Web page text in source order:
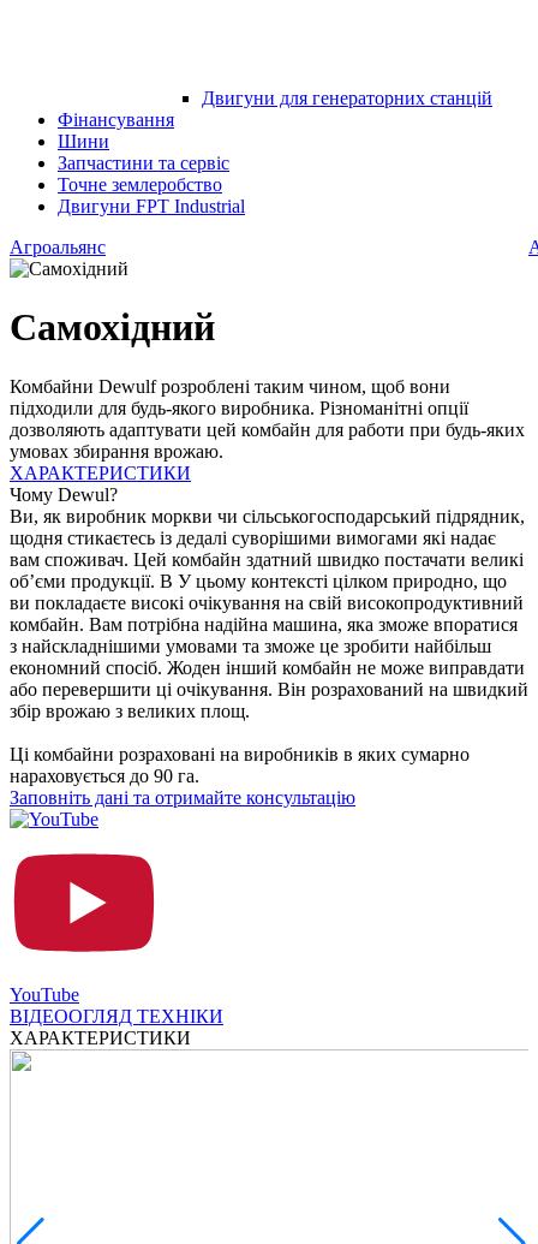
Двигуни для генераторних станцій
Фінансування
Шини
Запчастини та сервіс
Точне землеробство
Двигуни FPT Industrial
Агроальянс
Самохідний
Комбайни Dewulf розроблені таким чином, щоб вони
підходили для будь-якого виробника. Різноманітні опції
дозволяють адаптувати цей комбайн для работи при будь-яких
умовах збирання врожаю.
ХАРАКТЕРИСТИКИ
Чому Dewul?
Ви, як виробник моркви чи сільськогосподарський підрядник,
щодня стикаєтесь із дедалі суворішими вимогами які надає
вам споживач. Цей комбайн здатний швидко постачати великі
об’єми продукції. В У цьому контексті цілком природно, що
ви покладаєте високі очікування на свій високопродуктивний
комбайн. Вам потрібна надійна машина, яка зможе впоратися
з найскладнішими умовами та зможе це зробити найбільш
економний спосіб. Жоден інший комбайн не може виправдати
або перевершити ці очікування. Він розрахований на швидкий
збір врожаю з великих площ.
Ці комбайни розраховані на виробників в яких сумарно
нараховується до 90 га.
Заповніть дані та отримайте консультацію
YouTube
ВІДЕООГЛЯД ТЕХНІКИ
ХАРАКТЕРИСТИКИ